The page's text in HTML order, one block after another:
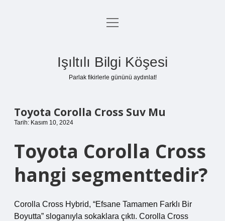
Anasayfa
Yasal Uyarı
menüyü
Işıltılı Bilgi Köşesi
Parlak fikirlerle gününü aydınlat!
Toyota Corolla Cross Suv Mu
Tarih: Kasım 10, 2024
Toyota Corolla Cross
hangi segmenttedir?
Corolla Cross Hybrid, “Efsane Tamamen Farklı Bir
Boyutta” sloganıyla sokaklara çıktı. Corolla Cross